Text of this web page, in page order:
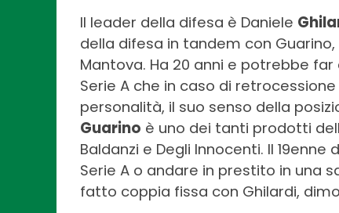
Il leader della difesa è Daniele
della difesa in tandem con
Mantova. Ha 20 anni e potrebbe
Serie A che in caso di
personalità, il suo senso della
Guarino è uno dei tanti prodotti
Baldanzi e Degli Innocenti. Il
Serie A o andare in prestito in una
fatto coppia fissa con Ghilardi,